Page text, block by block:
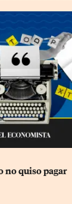
no quiso pagar